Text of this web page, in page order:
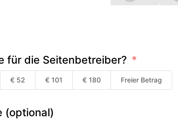
für die Seitenbetreiber?
€ 52 € 101 € 180 Freier Betrag
(optional)